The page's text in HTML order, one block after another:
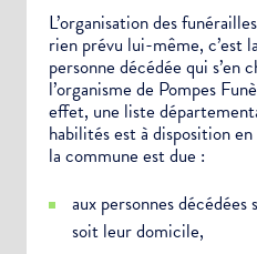
L’organisation des
rien prévu lui-même, c’est
personne décédée qui s’en
l’organisme de Pompes
effet, une liste
habilités est à disposition
la commune est due :
aux personnes
soit leur domicile,
Alertes Mail
Newsletter Culture
Newsletter Sport et Vie